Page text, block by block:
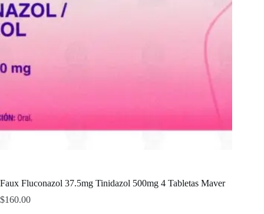
Faux Fluconazol 37.5mg Tinidazol 500mg 4 Tabletas Maver
$160.00